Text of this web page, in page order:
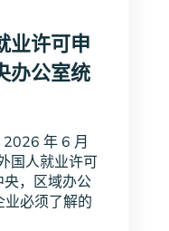
业许可申
办公室统
2026 年 6 月
国人就业许可
央，区域办公
业必须了解的